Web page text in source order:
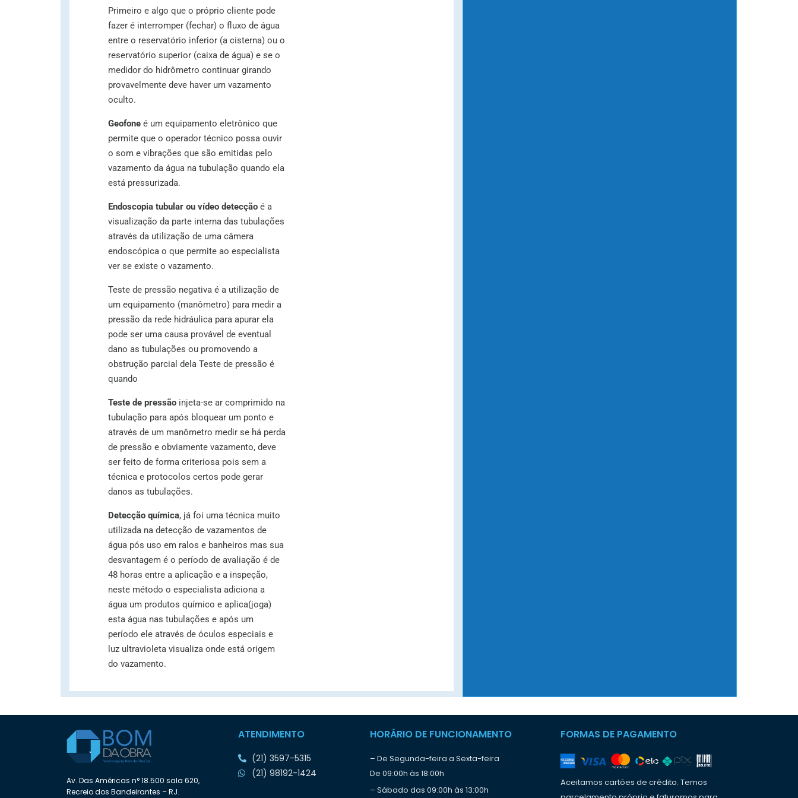
Primeiro e algo que o próprio cliente pode
fazer é interromper (fechar) o fluxo de água
entre o reservatório inferior (a cisterna) ou o
reservatório superior (caixa de água) e se o
medidor do hidrômetro continuar girando
provavelmente deve haver um vazamento
oculto.
Geofoneé um equipamento eletrônico que
permite que o operador técnico possa ouvir
o som e vibrações que são emitidas pelo
vazamento da água na tubulação quando ela
está pressurizada.
Endoscopia tubular ou vídeo detecçãoé a
visualização da parte interna das tubulações
através da utilização de uma câmera
endoscópica o que permite ao especialista
ver se existe o vazamento.
Teste de pressão negativa é a utilização de
um equipamento (manômetro) para medir a
pressão da rede hidráulica para apurar ela
pode ser uma causa provável de eventual
dano as tubulações ou promovendo a
obstrução parcial dela Teste de pressão é
quando
Teste de pressãoinjeta-se ar comprimido na
tubulação para após bloquear um ponto e
através de um manômetro medir se há perda
de pressão e obviamente vazamento, deve
ser feito de forma criteriosa pois sem a
técnica e protocolos certos pode gerar
danos as tubulações.
Detecção química, já foi uma técnica muito
utilizada na detecção de vazamentos de
água pós uso em ralos e banheiros mas sua
desvantagem é o período de avaliação é de
48 horas entre a aplicação e a inspeção,
neste método o especialista adiciona a
água um produtos químico e aplica(joga)
esta água nas tubulações e após um
período ele através de óculos especiais e
luz ultravioleta visualiza onde está origem
do vazamento.
Av. Das Américas n° 18.500 sala 620,
Recreio dos Bandeirantes – RJ.
ATENDIMENTO
(21) 3597-5315
(21) 98192-1424
HORÁRIO DE FUNCIONAMENTO
– De Segunda-feira a Sexta-feira
De 09:00h às 18:00h
– Sábado das 09:00h às 13:00h
FORMAS DE PAGAMENTO
Aceitamos cartões de crédito. Temos